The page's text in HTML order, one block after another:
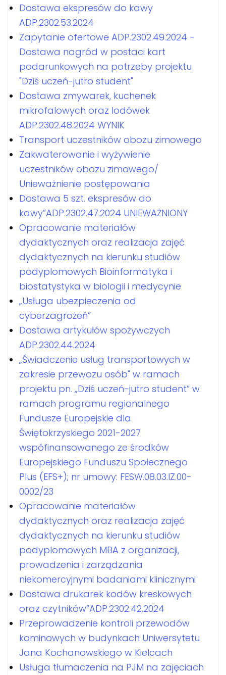
Dostawa ekspresów do kawy
ADP.2302.53.2024
Zapytanie ofertowe ADP.2302.49.2024 -
Dostawa nagród w postaci kart
podarunkowych na potrzeby projektu
"Dziś uczeń-jutro student"
Dostawa zmywarek, kuchenek
mikrofalowych oraz lodówek
ADP.2302.48.2024 WYNIK
Transport uczestników obozu zimowego
Zakwaterowanie i wyżywienie
uczestników obozu zimowego/
Unieważnienie postępowania
Dostawa 5 szt. ekspresów do
kawy”ADP.2302.47.2024 UNIEWAŻNIONY
Opracowanie materiałów
dydaktycznych oraz realizacja zajęć
dydaktycznych na kierunku studiów
podyplomowych Bioinformatyka i
biostatystyka w biologii i medycynie
„Usługa ubezpieczenia od
cyberzagrożeń”
Dostawa artykułów spożywczych
ADP.2302.44.2024
„Świadczenie usług transportowych w
zakresie przewozu osób" w ramach
projektu pn. „Dziś uczeń-jutro student” w
ramach programu regionalnego
Fundusze Europejskie dla
Świętokrzyskiego 2021-2027
wspófinansowanego ze środków
Europejskiego Funduszu Społecznego
Plus (EFS+); nr umowy: FESW.08.03.IZ.00-
0002/23
Opracowanie materiałów
dydaktycznych oraz realizacja zajęć
dydaktycznych na kierunku studiów
podyplomowych MBA z organizacji,
prowadzenia i zarządzania
niekomercyjnymi badaniami klinicznymi
Dostawa drukarek kodów kreskowych
oraz czytników”ADP.2302.42.2024
Przeprowadzenie kontroli przewodów
kominowych w budynkach Uniwersytetu
Jana Kochanowskiego w Kielcach
Usługa tłumaczenia na PJM na zajęciach